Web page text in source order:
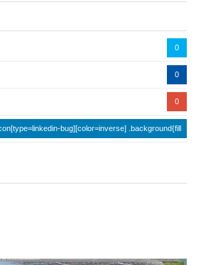
0
0
0
bug][color=inverse] .background{fill